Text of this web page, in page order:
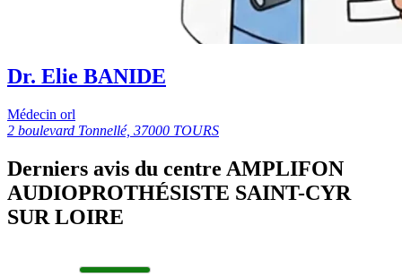
Dr. Elie BANIDE
Médecin orl
2 boulevard Tonnellé, 37000 TOURS
Derniers avis du centre AMPLIFON
AUDIOPROTHÉSISTE SAINT-CYR
SUR LOIRE